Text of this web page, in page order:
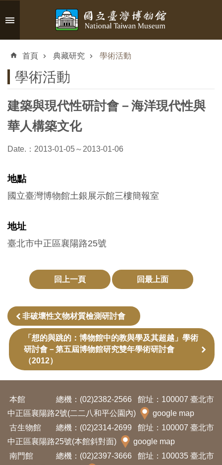
跳到主要內容區塊
搜
認
識
臺
參
資
訊
教
育
活
動
出
版
文
創
首頁 典藏研究 學術活動
學術活動
建築與現代性研討會－海洋現代性與
華人構築文化
Date.：2013-01-05～2013-01-06
地點
國立臺灣博物館土銀展示館三樓簡報室
地址
臺北市中正區襄陽路25號
回上一頁 回最上面
非破壞性文物材質檢測研討會
「想的與跳的：博物館中的教與學及其超越」學術
研討會－第五屆博物館研究雙年學術研討會
（2012）
本館 總機：(02)2382-2566
館址：100007 臺北市
中正區襄陽路2號(二二八和平公園內)
google map
古生物館
總機：(02)2314-2699
館址：100007 臺北市
中正區襄陽路25號(本館斜對面)
google map
南門館
總機：(02)2397-3666
館址：100035 臺北市